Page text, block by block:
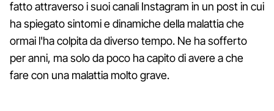
fatto attraverso i suoi canali Instagram in un post in cui
ha spiegato sintomi e dinamiche della malattia che
ormai l'ha colpita da diverso tempo. Ne ha sofferto
per anni, ma solo da poco ha capito di avere a che
fare con una malattia molto grave.